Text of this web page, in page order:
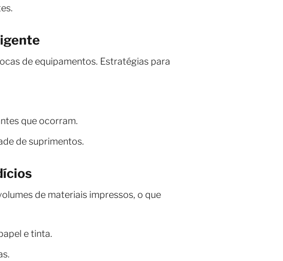
de equipamentos. Estratégias para
que ocorram.
de suprimentos.
de materiais impressos, o que
e tinta.